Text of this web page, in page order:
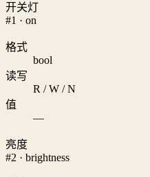
开关灯
#1 · on
格式
bool
读写
R / W / N
值
—
亮度
#2 · brightness